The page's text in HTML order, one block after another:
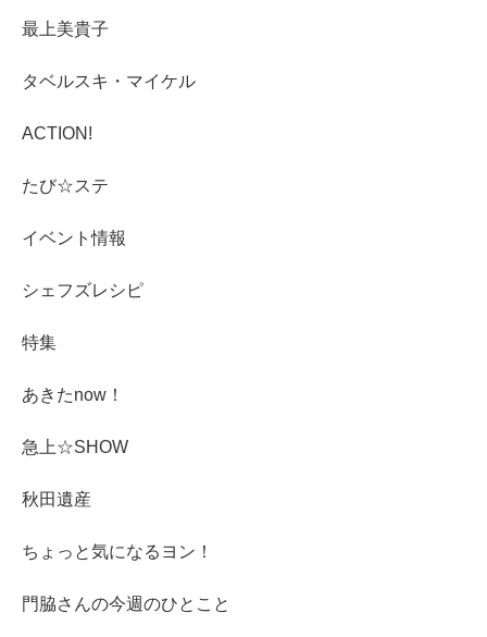
最上美貴子
タベルスキ・マイケル
ACTION!
たび☆ステ
イベント情報
シェフズレシピ
特集
あきたnow！
急上☆SHOW
秋田遺産
ちょっと気になるヨン！
門脇さんの今週のひとこと